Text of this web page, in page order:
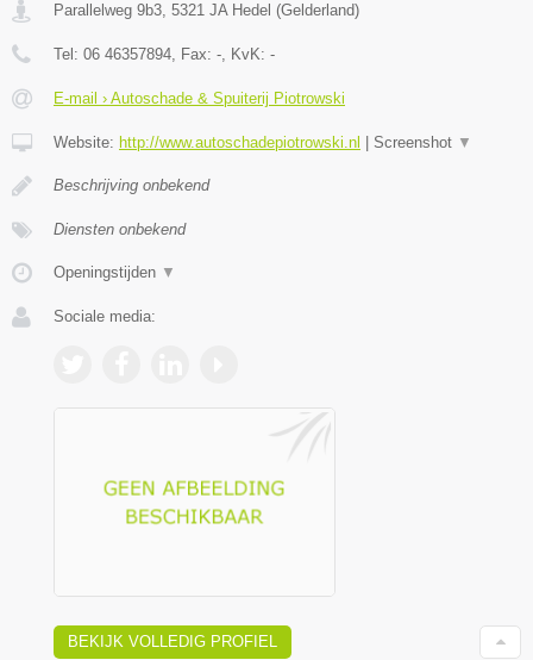
Parallelweg 9b3, 5321 JA Hedel (Gelderland)
Tel: 06 46357894, Fax: -, KvK: -
E-mail › Autoschade & Spuiterij Piotrowski
Website: http://www.autoschadepiotrowski.nl Screenshot ▼
Beschrijving onbekend
Diensten onbekend
Openingstijden ▼
Sociale media:
BEKIJK VOLLEDIG PROFIEL